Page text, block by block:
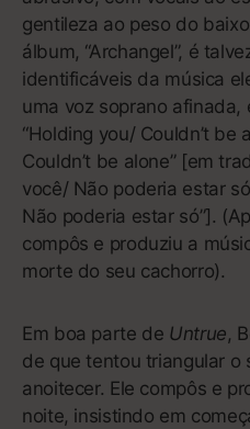
9 White Teeth Teens
10 A World Alone
Ouvir no